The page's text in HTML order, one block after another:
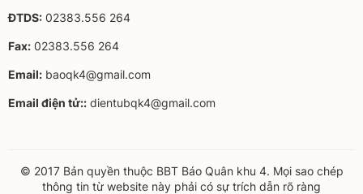
ĐTDS: 02383.556 264
Fax: 02383.556 264
Email: baoqk4@gmail.com
Email điện tử:: dientubqk4@gmail.com
© 2017 Bản quyền thuộc BBT Báo Quân khu 4. Mọi sao chép
thông tin từ website này phải có sự trích dẫn rõ ràng